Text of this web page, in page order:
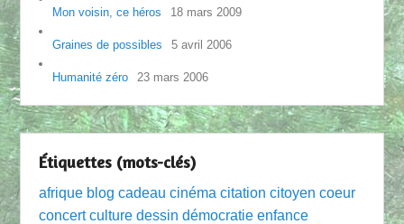
Mon voisin, ce héros 18 mars 2009
Graines de possibles 5 avril 2006
Humanité zéro 23 mars 2006
Étiquettes (mots-clés)
afrique blog cadeau cinéma citation citoyen coeur
concert culture dessin démocratie enfance